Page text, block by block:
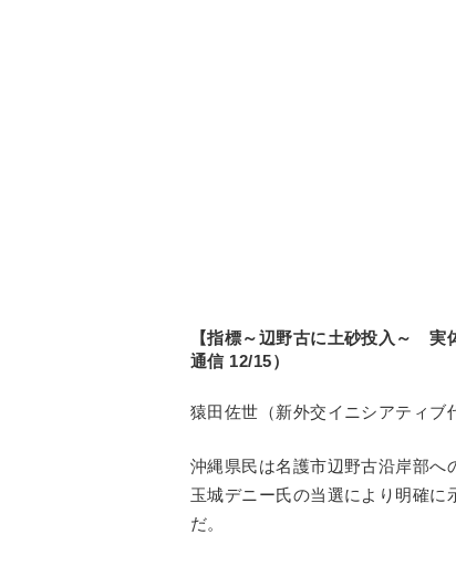
【指標～辺野古に土砂投入～
通信 12/15）
猿田佐世（新外交イニシアティブ
沖縄県民は名護市辺野古沿岸部へ
玉城デニー氏の当選により明確に
だ。